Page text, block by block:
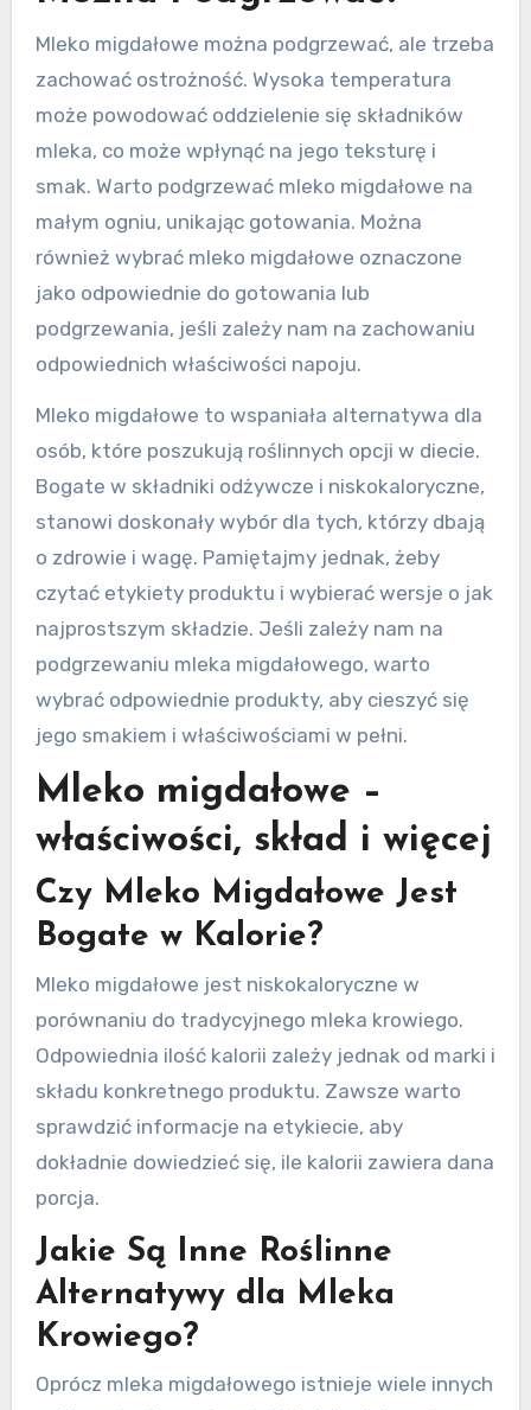
Mleko migdałowe można podgrzewać, ale trzeba
zachować ostrożność. Wysoka temperatura
może powodować oddzielenie się składników
mleka, co może wpłynąć na jego teksturę i
smak. Warto podgrzewać mleko migdałowe na
małym ogniu, unikając gotowania. Można
również wybrać mleko migdałowe oznaczone
jako odpowiednie do gotowania lub
podgrzewania, jeśli zależy nam na zachowaniu
odpowiednich właściwości napoju.
Mleko migdałowe to wspaniała alternatywa dla
osób, które poszukują roślinnych opcji w diecie.
Bogate w składniki odżywcze i niskokaloryczne,
stanowi doskonały wybór dla tych, którzy dbają
o zdrowie i wagę. Pamiętajmy jednak, żeby
czytać etykiety produktu i wybierać wersje o jak
najprostszym składzie. Jeśli zależy nam na
podgrzewaniu mleka migdałowego, warto
wybrać odpowiednie produkty, aby cieszyć się
jego smakiem i właściwościami w pełni.
Mleko migdałowe –
właściwości, skład i więcej
Czy Mleko Migdałowe Jest
Bogate w Kalorie?
Mleko migdałowe jest niskokaloryczne w
porównaniu do tradycyjnego mleka krowiego.
Odpowiednia ilość kalorii zależy jednak od marki i
składu konkretnego produktu. Zawsze warto
sprawdzić informacje na etykiecie, aby
dokładnie dowiedzieć się, ile kalorii zawiera dana
porcja.
Jakie Są Inne Roślinne
Alternatywy dla Mleka
Krowiego?
Oprócz mleka migdałowego istnieje wiele innych